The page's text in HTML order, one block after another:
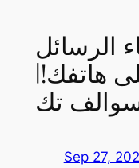
الرسائل
هاتفك!|
تك
Sep 27,